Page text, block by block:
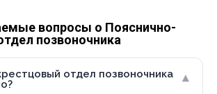
вопросы о Пояснично-
позвоночника
отдел позвоночника
▾